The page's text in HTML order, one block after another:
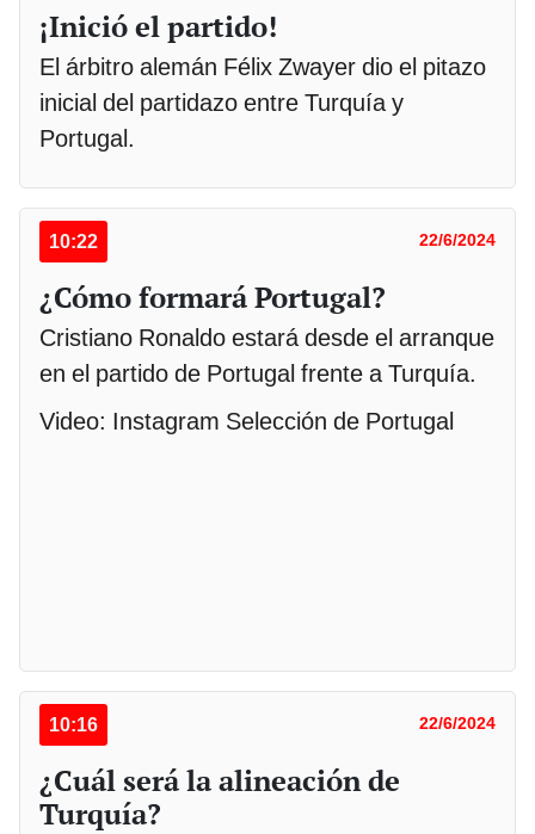
¡Inició el partido!
El árbitro alemán Félix Zwayer dio el pitazo
inicial del partidazo entre Turquía y
Portugal.
10:22 22/6/2024
¿Cómo formará Portugal?
Cristiano Ronaldo estará desde el arranque
en el partido de Portugal frente a Turquía.
Video: Instagram Selección de Portugal
10:16 22/6/2024
¿Cuál será la alineación de
Turquía?